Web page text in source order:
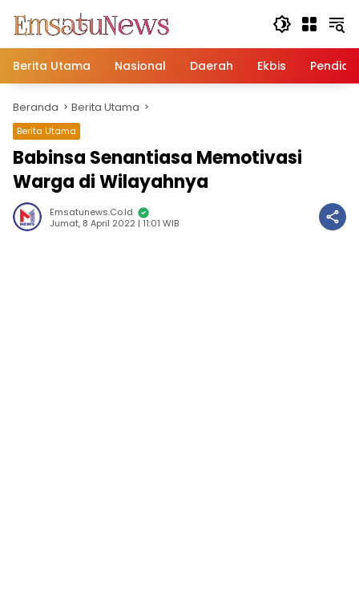
konten
Berita Utama
Nasional Daerah Ekbis
Beranda Berita Utama
Berita Utama
Babinsa Senantiasa Memotivasi
Warga di Wilayahnya
Emsatunews.co.id
Jumat, 8 April 2022 | 11:01 WIB